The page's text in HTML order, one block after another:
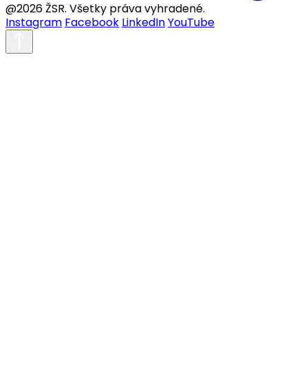
@2026 ŽSR. Všetky práva vyhradené.
Instagram Facebook LinkedInYouTube